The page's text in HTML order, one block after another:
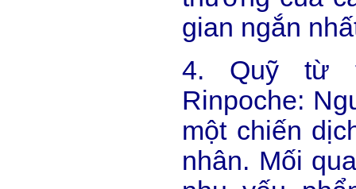
gian ngắn
4. Quỹ từ
Rinpoche:
một chiến
nhân. Mối